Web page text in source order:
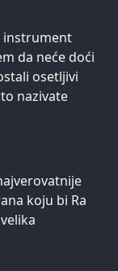
instrument
da neće doći
osetljivi
nazivate
koju bi Ra